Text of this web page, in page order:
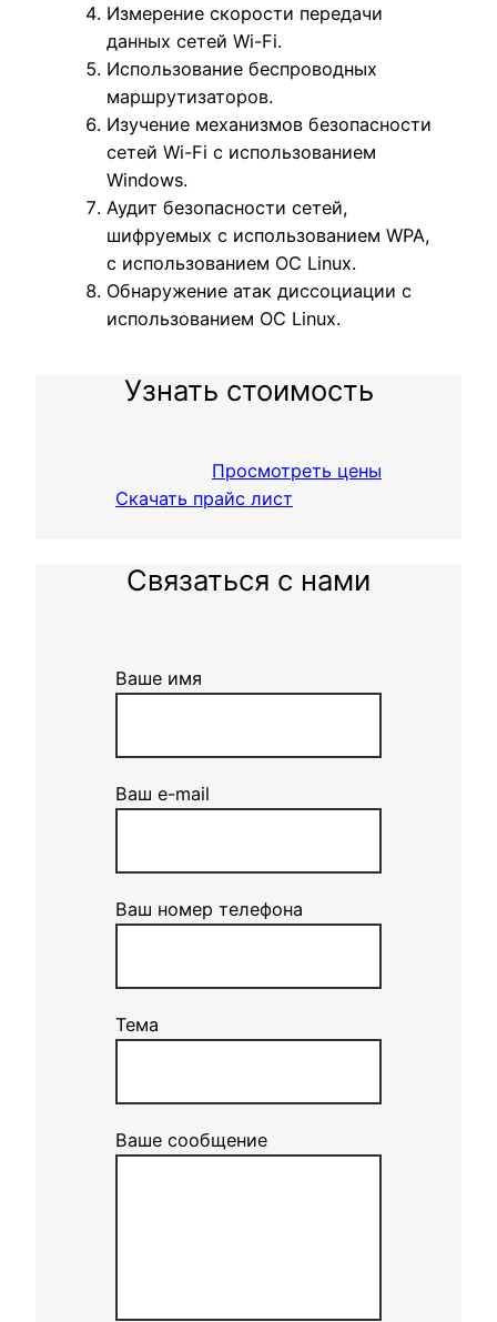
Измерение скорости передачи
данных сетей Wi-Fi.
Использование беспроводных
маршрутизаторов.
Изучение механизмов безопасности
сетей Wi-Fi с использованием
Windows.
Аудит безопасности сетей,
шифруемых с использованием WPA,
с использованием ОС Linux.
Обнаружение атак диссоциации с
использованием ОС Linux.
Узнать стоимость
Просмотреть цены
Скачать прайс лист
Связаться с нами
Ваше имя
Ваш e-mail
Ваш номер телефона
Тема
Ваше сообщение